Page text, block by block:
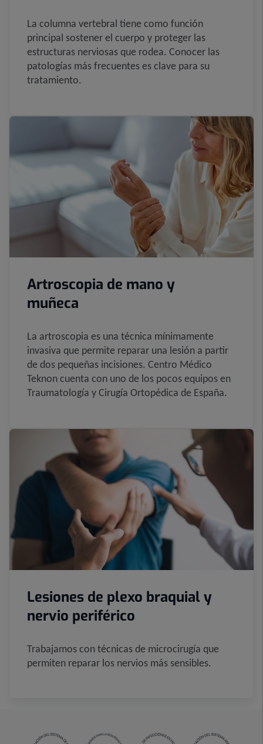
La columna vertebral tiene como función
principal sostener el cuerpo y proteger las
estructuras nerviosas que rodea. Conocer las
patologías más frecuentes es clave para su
tratamiento.
Artroscopia de mano y
muñeca
La artroscopia es una técnica mínimamente
invasiva que permite reparar una lesión a partir
de dos pequeñas incisiones. Centro Médico
Teknon cuenta con uno de los pocos equipos en
Traumatología y Cirugía Ortopédica de España.
Lesiones de plexo braquial y
nervio periférico
Trabajamos con técnicas de microcirugía que
permiten reparar los nervios más sensibles.